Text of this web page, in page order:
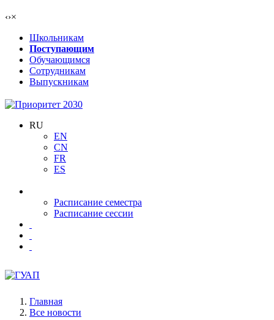
‹›×
Школьникам
Поступающим
Обучающимся
Сотрудникам
Выпускникам
RU
EN
CN
FR
ES
Расписание семестра
Расписание сессии
Главная
Все новости